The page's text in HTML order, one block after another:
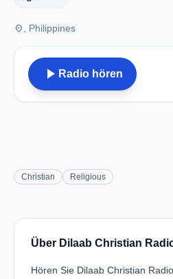
place , Philippines
play_arrow Radio hören
Christian Religious
Über Dilaab Christian
Hören Sie Dilaab Christian